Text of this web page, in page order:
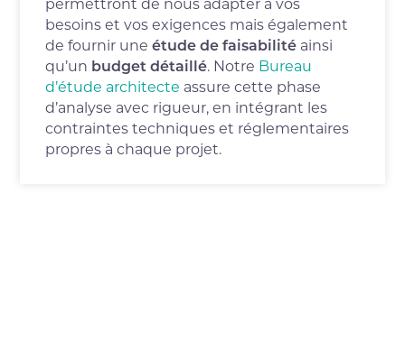
besoins et vos exigences mais également
de fournir uneétude de faisabilité ainsi
qu’un budget détaillé. Notre Bureau
d’étude architecte assure cette phase
d’analyse avec rigueur, en intégrant les
contraintes techniques et réglementaires
propres à chaque projet.